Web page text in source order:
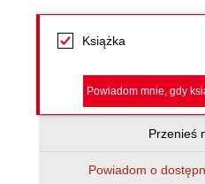
Książka
Powiadom mnie, gdy
Przenieś
Powiadom o